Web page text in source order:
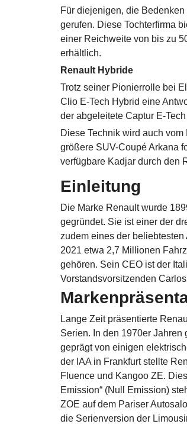
Für diejenigen, die
gerufen. Diese Tochterfirma
einer Reichweite von bis zu
erhältlich.
Renault Hybride
Trotz seiner Pionierrolle bei
Clio E-Tech Hybrid eine
der abgeleitete Captur E-
Diese Technik wird auch
größere SUV-Coupé Arkana
verfügbare Kadjar durch den
Einleitung
Die Marke Renault wurde
gegründet. Sie ist einer der
zudem eines der
2021 etwa 2,7 Millionen
gehören. Sein CEO ist der
Vorstandsvorsitzenden
Lange Zeit präsentierte
Serien. In den 1970er
geprägt von einigen
der IAA in Frankfurt stellte
Fluence und Kangoo ZE.
Emission“ (Null Emission)
ZOE auf dem Pariser
die Serienversion der